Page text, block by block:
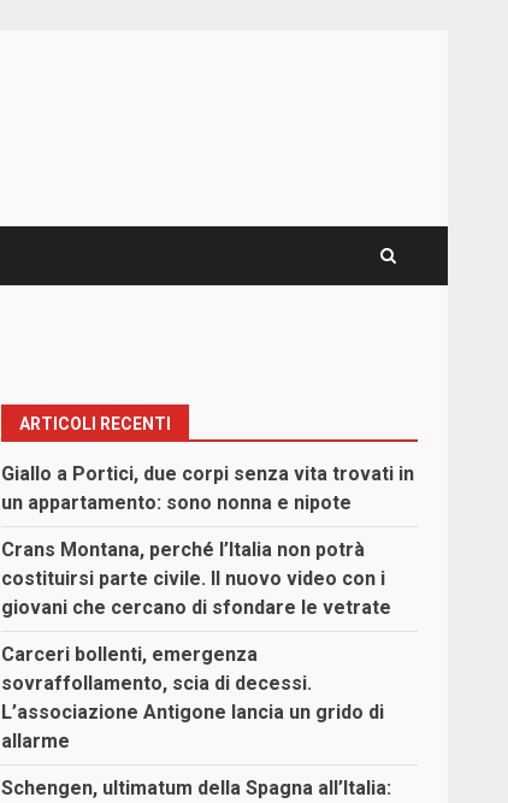
ARTICOLI RECENTI
Giallo a Portici, due corpi senza vita trovati in
un appartamento: sono nonna e nipote
Crans Montana, perché l’Italia non potrà
costituirsi parte civile. Il nuovo video con i
giovani che cercano di sfondare le vetrate
Carceri bollenti, emergenza
sovraffollamento, scia di decessi.
L’associazione Antigone lancia un grido di
allarme
Schengen, ultimatum della Spagna all’Italia: